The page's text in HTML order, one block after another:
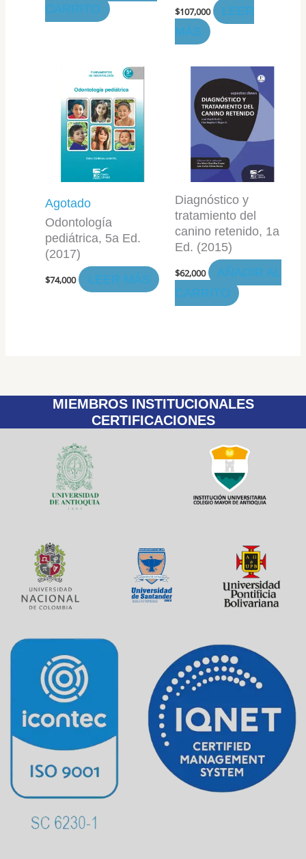
CARRITO $107,000
LEER
MÁS
Agotado
Odontología
pediátrica, 5a Ed.
(2017)
$74,000 LEER MÁS
Diagnóstico y
tratamiento del
canino retenido, 1a
Ed. (2015)
$62,000
AÑADIR AL
CARRITO
MIEMBROS INSTITUCIONALES
CERTIFICACIONES